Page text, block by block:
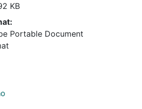
KB
Portable Document